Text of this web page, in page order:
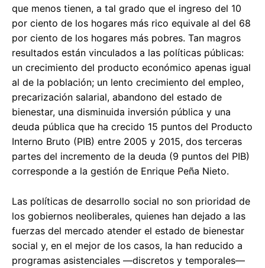
que menos tienen, a tal grado que el ingreso del 10
por ciento de los hogares más rico equivale al del 68
por ciento de los hogares más pobres. Tan magros
resultados están vinculados a las políticas públicas:
un crecimiento del producto económico apenas igual
al de la población; un lento crecimiento del empleo,
precarización salarial, abandono del estado de
bienestar, una disminuida inversión pública y una
deuda pública que ha crecido 15 puntos del Producto
Interno Bruto (PIB) entre 2005 y 2015, dos terceras
partes del incremento de la deuda (9 puntos del PIB)
corresponde a la gestión de Enrique Peña Nieto.
Las políticas de desarrollo social no son prioridad de
los gobiernos neoliberales, quienes han dejado a las
fuerzas del mercado atender el estado de bienestar
social y, en el mejor de los casos, la han reducido a
programas asistenciales —discretos y temporales—